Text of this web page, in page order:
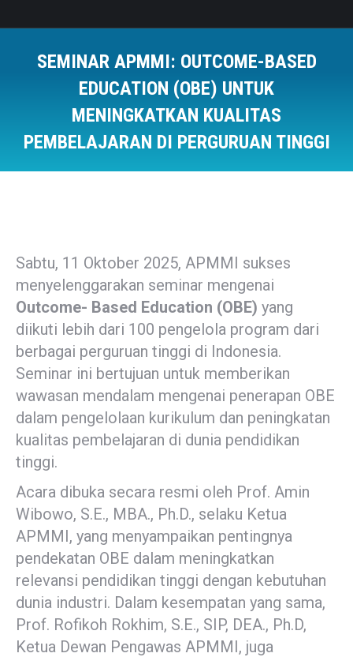
SEMINAR APMMI: OUTCOME-BASED
EDUCATION (OBE) UNTUK
MENINGKATKAN KUALITAS
PEMBELAJARAN DI PERGURUAN TINGGI
Sabtu, 11 Oktober 2025, APMMI sukses
menyelenggarakan seminar mengenai
Outcome- Based Education (OBE) yang
diikuti lebih dari 100 pengelola program dari
berbagai perguruan tinggi di Indonesia.
Seminar ini bertujuan untuk memberikan
wawasan mendalam mengenai penerapan OBE
dalam pengelolaan kurikulum dan peningkatan
kualitas pembelajaran di dunia pendidikan
tinggi.
Acara dibuka secara resmi oleh Prof. Amin
Wibowo, S.E., MBA., Ph.D., selaku Ketua
APMMI, yang menyampaikan pentingnya
pendekatan OBE dalam meningkatkan
relevansi pendidikan tinggi dengan kebutuhan
dunia industri. Dalam kesempatan yang sama,
Prof. Rofikoh Rokhim, S.E., SIP, DEA., Ph.D,
Ketua Dewan Pengawas APMMI, juga